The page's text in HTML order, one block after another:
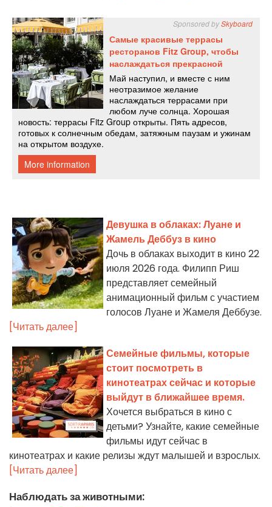
Девушка в облаках: Луане и
Жамель Деббуз в кино
Дочь в облаках выходит в кино 22
июля 2026 года. Филипп Риш
представляет семейный
анимационный фильм с участием
голосов Луане и Жамеля Деббузе.
[Читать далее]
Семейные фильмы, которые
стоит посмотреть в
кинотеатрах сейчас и которые
выйдут в ближайшее время.
Хочется выбраться в кино с
детьми? Узнайте, какие семейные
фильмы идут сейчас в
кинотеатрах и какие релизы ждут малышей и взрослых.
[Читать далее]
Наблюдать за животными: